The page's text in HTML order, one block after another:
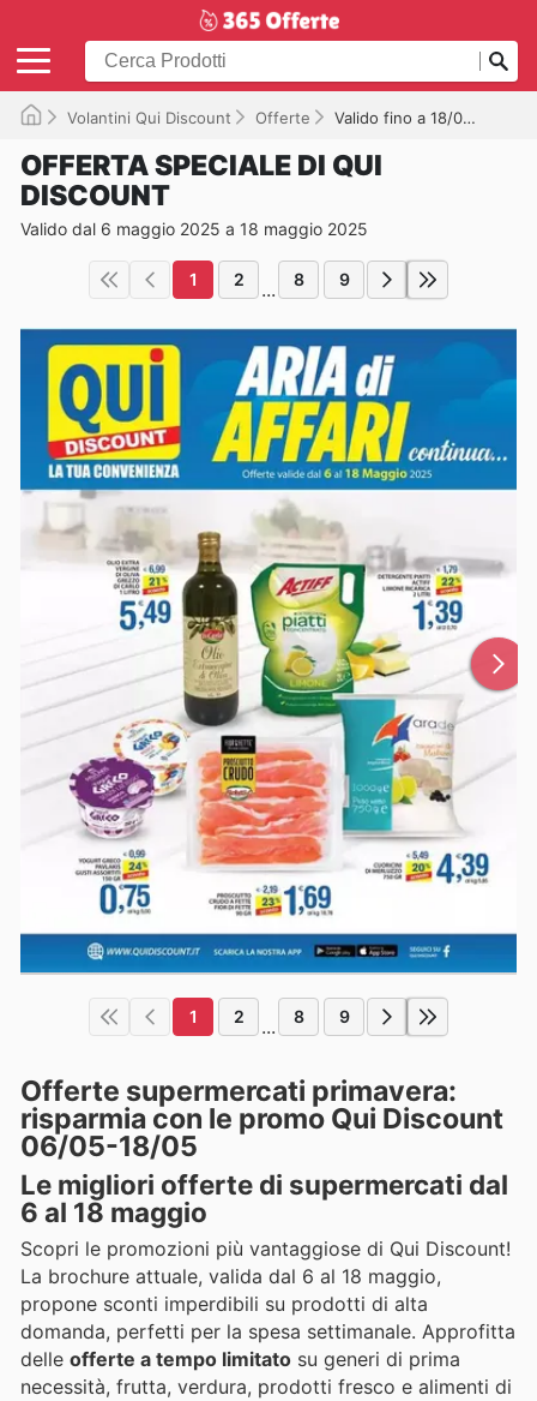
Volantini Qui Discount Offerte Valido fino a 18/05/2025
OFFERTA SPECIALE DI QUI
DISCOUNT
Valido dal 6 maggio 2025 a 18 maggio 2025
1 2 ... 8 9
1 2 ... 8 9
Offerte supermercati primavera:
risparmia con le promo Qui Discount
06/05-18/05
Le migliori offerte di supermercati dal
6 al 18 maggio
Scopri le promozioni più vantaggiose di Qui Discount!
La brochure attuale, valida dal 6 al 18 maggio,
propone sconti imperdibili su prodotti di alta
domanda, perfetti per la spesa settimanale. Approfitta
delle offerte a tempo limitato su generi di prima
necessità, frutta, verdura, prodotti fresco e alimenti di